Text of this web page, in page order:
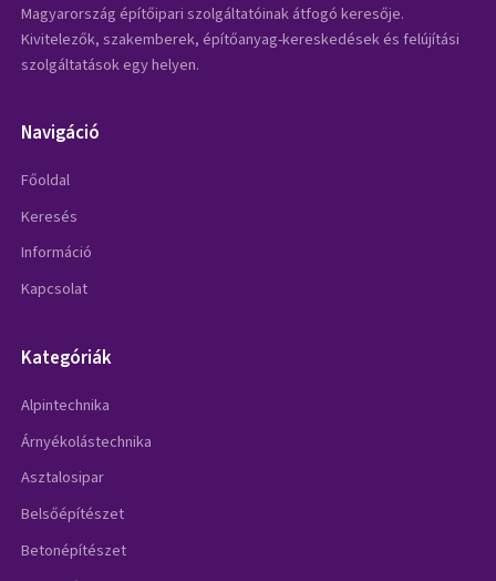
Magyarország építőipari szolgáltatóinak átfogó keresője.
Kivitelezők, szakemberek, építőanyag-kereskedések és felújítási
szolgáltatások egy helyen.
Navigáció
Főoldal
Keresés
Információ
Kapcsolat
Kategóriák
Alpintechnika
Árnyékolástechnika
Asztalosipar
Belsőépítészet
Betonépítészet